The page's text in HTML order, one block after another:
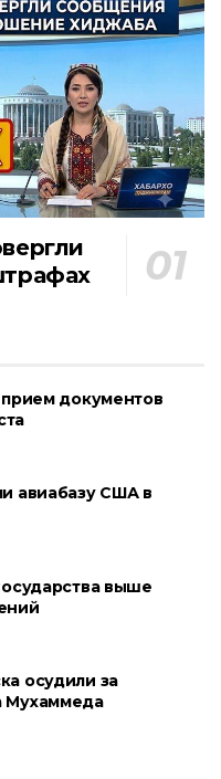
документов
авиабазу США в
выше
осудили за
Мухаммеда